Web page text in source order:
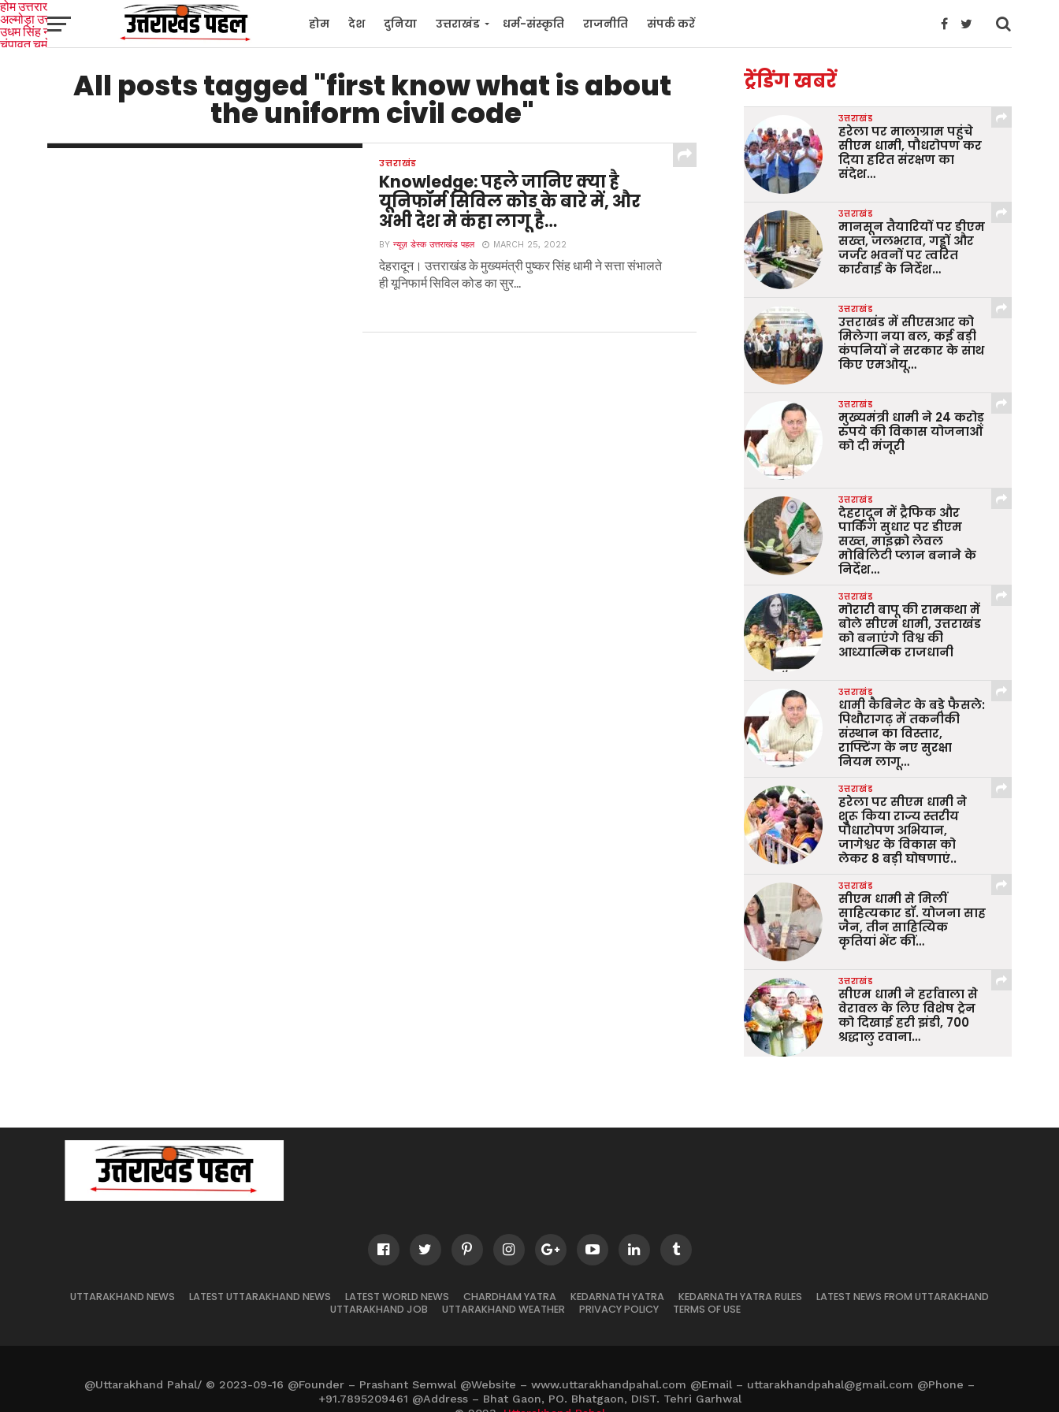
होम देश दुनिया उत्तराखंड धर्म-संस्कृति राजनीति संपर्क करें
होमउत्तराखंड
अल्मोड़ाउत्तरकाशी
उधम सिंह नगर
चंपावतचमोलीटिहरी
All posts tagged "first know what is about
the uniform civil code"
उत्तराखंड
Knowledge: पहले जानिए क्या है
यूनिफॉर्म सिविल कोड के बारे में, और
अभी देश मे कंहा लागू है…
BYन्यूज़ डेस्क उत्तराखंड पहल MARCH 25, 2022
देहरादून। उत्तराखंड के मुख्यमंत्री पुष्कर सिंह धामी ने सत्ता संभालते
ही यूनिफार्म सिविल कोड का सुर...
ट्रेंडिंग खबरें
उत्तराखंड
हरेला पर मालाग्राम पहुंचे
सीएम धामी, पौधरोपण कर
दिया हरित संरक्षण का
संदेश…
उत्तराखंड
मानसून तैयारियों पर डीएम
सख्त, जलभराव, गड्ढों और
जर्जर भवनों पर त्वरित
कार्रवाई के निर्देश…
उत्तराखंड
उत्तराखंड में सीएसआर को
मिलेगा नया बल, कई बड़ी
कंपनियों ने सरकार के साथ
किए एमओयू…
उत्तराखंड
मुख्यमंत्री धामी ने 24 करोड़
रुपये की विकास योजनाओं
को दी मंजूरी
उत्तराखंड
देहरादून में ट्रैफिक और
पार्किंग सुधार पर डीएम
सख्त, माइक्रो लेवल
मोबिलिटी प्लान बनाने के
निर्देश…
उत्तराखंड
मोरारी बापू की रामकथा में
बोले सीएम धामी, उत्तराखंड
को बनाएंगे विश्व की
आध्यात्मिक राजधानी
उत्तराखंड
धामी कैबिनेट के बड़े फैसले:
पिथौरागढ़ में तकनीकी
संस्थान का विस्तार,
राफ्टिंग के नए सुरक्षा
नियम लागू…
उत्तराखंड
हरेला पर सीएम धामी ने
शुरू किया राज्य स्तरीय
पौधारोपण अभियान,
जागेश्वर के विकास को
लेकर 8 बड़ी घोषणाएं..
उत्तराखंड
सीएम धामी से मिलीं
साहित्यकार डॉ. योजना साह
जैन, तीन साहित्यिक
कृतियां भेंट कीं…
उत्तराखंड
सीएम धामी ने हर्रावाला से
वेरावल के लिए विशेष ट्रेन
को दिखाई हरी झंडी, 700
श्रद्धालु रवाना…
UTTARAKHAND NEWS LATEST UTTARAKHAND NEWS LATEST WORLD NEWS CHARDHAM YATRA KEDARNATH YATRA KEDARNATH YATRA RULES
LATEST NEWS FROM UTTARAKHAND
UTTARAKHAND JOB
UTTARAKHAND WEATHER PRIVACY POLICY TERMS OF USE
@Uttarakhand Pahal/ © 2023-09-16 @Founder – Prashant Semwal @Website – www.uttarakhandpahal.com @Email – uttarakhandpahal@gmail.com @Phone –
+91.7895209461 @Address – Bhat Gaon, PO. Bhatgaon, DIST. Tehri Garhwal